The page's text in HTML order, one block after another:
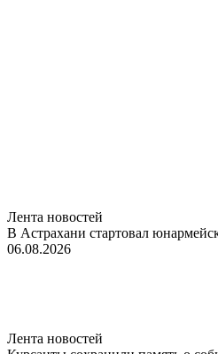
Лента новостей
В Астрахани стартовал
06.08.2026
Лента новостей